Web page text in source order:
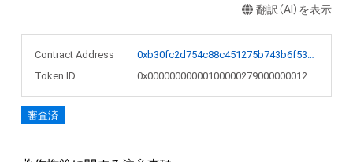
翻訳（AI）を表示
Contract Address
0xb30fc2d754c88c451275b743b6f530f19f643683
Token ID
0x00000000000100000279000000012b1d
審査済